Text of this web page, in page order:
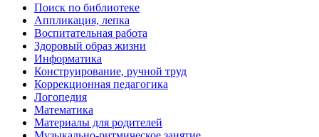
Поиск по библиотеке
Аппликация, лепка
Воспитательная работа
Здоровый образ жизни
Информатика
Конструирование, ручной труд
Коррекционная педагогика
Логопедия
Математика
Материалы для родителей